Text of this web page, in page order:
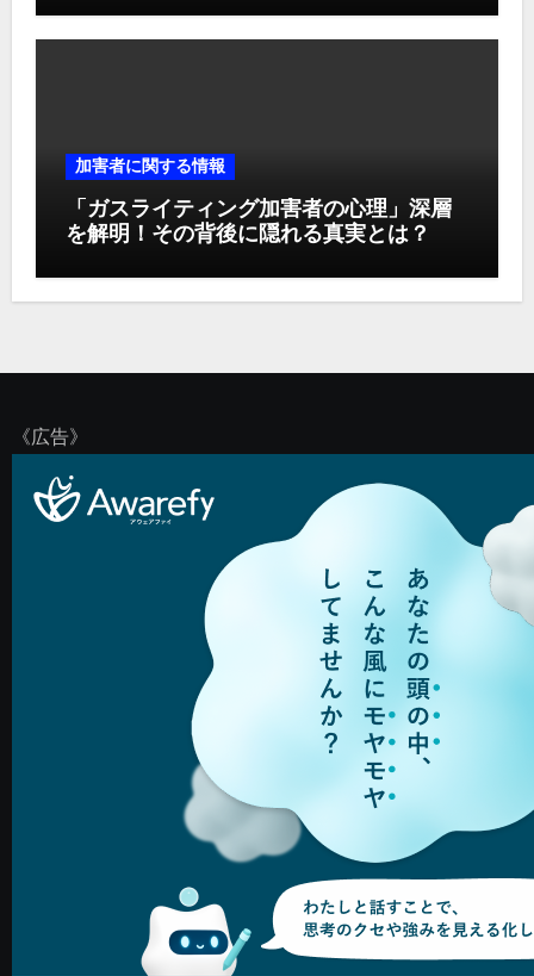
加害者に関する情報
「ガスライティング加害者の心理」深層
を解明！その背後に隠れる真実とは？
《広告》